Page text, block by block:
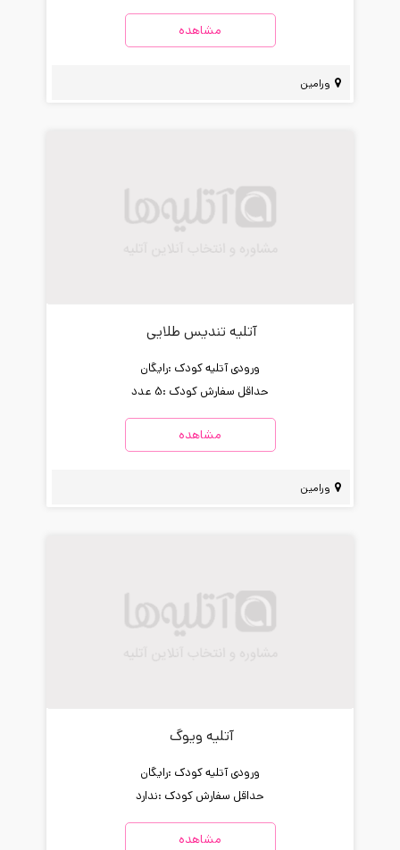
مشاهده
ورامین
آتلیه تندیس طلایی
ورودی آتلیه کودک :رایگان
حداقل سفارش کودک :5 عدد
مشاهده
ورامین
آتلیه ویوگ
ورودی آتلیه کودک :رایگان
حداقل سفارش کودک :ندارد
مشاهده